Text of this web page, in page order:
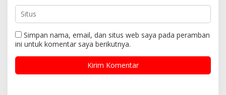
Simpan nama, email, dan situs web saya pada peramban
ini untuk komentar saya berikutnya.